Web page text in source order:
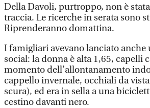
Della Davoli, purtroppo, non è
traccia. Le ricerche in serata sono
Riprenderanno domattina.
I famigliari avevano lanciato anche
social: la donna è alta 1,65, capelli
momento dell’allontanamento
cappello invernale, occhiali da
scura), ed era in sella a una
cestino davanti nero.